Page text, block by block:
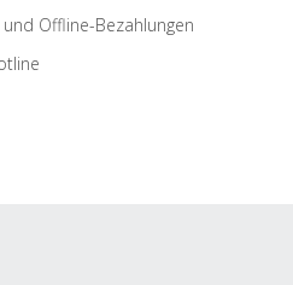
Offline-Bezahlungen